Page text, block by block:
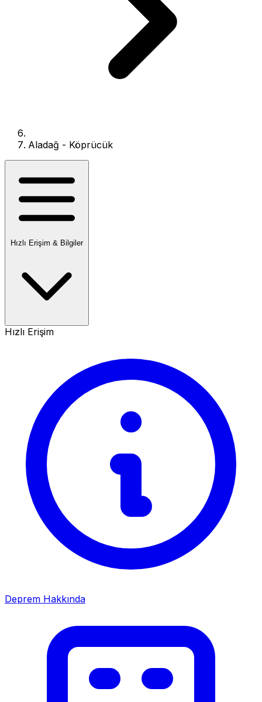
Aladağ - Köprücük
Hızlı Erişim & Bilgiler
Hızlı Erişim
Deprem Hakkında